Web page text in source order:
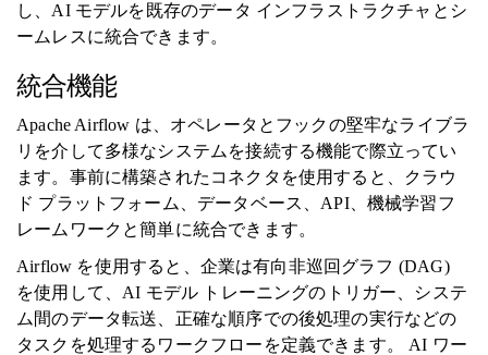
し、AI モデルを既存のデータ インフラストラクチャとシ
ームレスに統合できます。
統合機能
Apache Airflow は、オペレータとフックの堅牢なライブラ
リを介して多様なシステムを接続する機能で際立ってい
ます。事前に構築されたコネクタを使用すると、クラウ
ド プラットフォーム、データベース、API、機械学習フ
レームワークと簡単に統合できます。
Airflow を使用すると、企業は有向非巡回グラフ (DAG)
を使用して、AI モデル トレーニングのトリガー、システ
ム間のデータ転送、正確な順序での後処理の実行などの
タスクを処理するワークフローを定義できます。 AI ワー